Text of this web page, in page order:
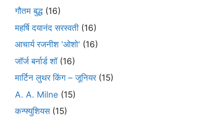
गौतम बुद्ध (16)
महर्षि दयानंद सरस्वती (16)
आचार्य रजनीश 'ओशो' (16)
जॉर्ज बर्नार्ड शॉ(16)
मार्टिन लुथर किंग – जूनियर(15)
A. A. Milne (15)
कन्फ्युशियस(15)